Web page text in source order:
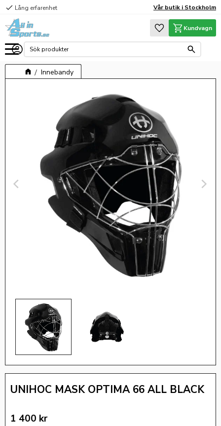
Meny
check Lång erfarenhet Vår butik i Stockholm
Favoriter
Kundvagn
Innebandy
UNIHOC MASK OPTIMA 66 ALL BLACK
1 400 kr